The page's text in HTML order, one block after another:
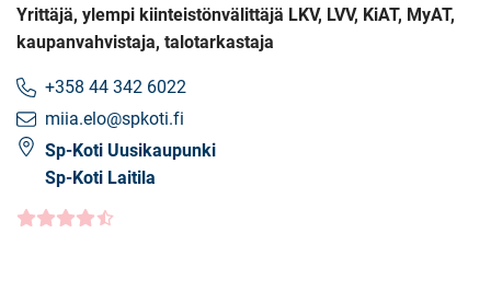
Yrittäjä, ylempi kiinteistönvälittäjä LKV, LVV, KiAT, MyAT,
kaupanvahvistaja, talotarkastaja
+358 44 342 6022
miia.elo@spkoti.fi
Sp-Koti Uusikaupunki
Sp-Koti Laitila
Asiakasarvio